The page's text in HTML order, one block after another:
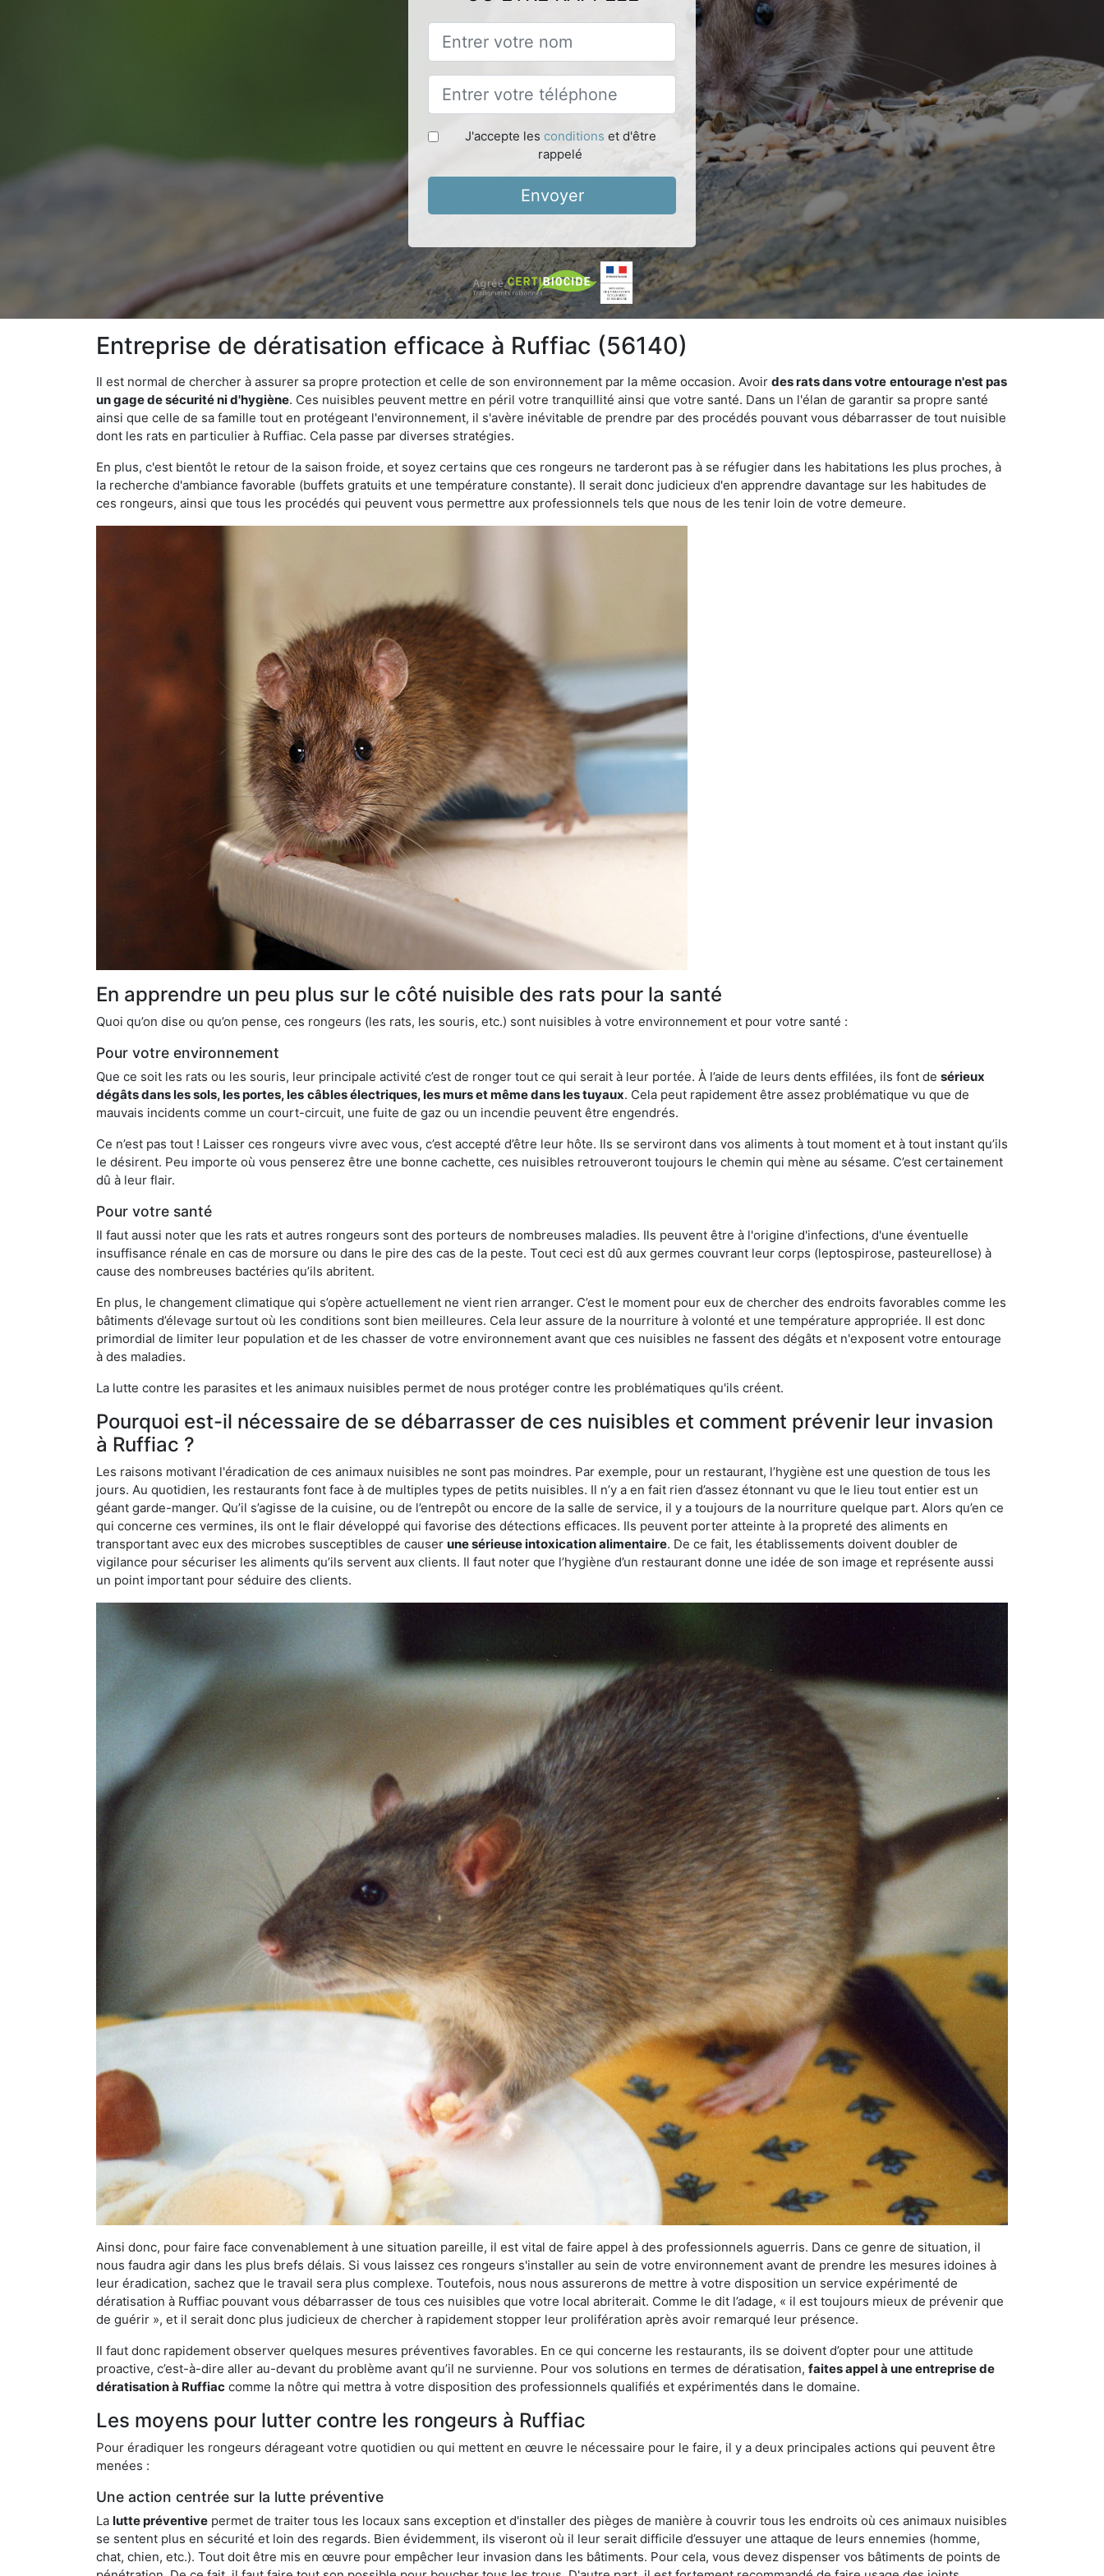
J'accepte les conditions et d'être
rappelé
Envoyer
Entreprise de dératisation efficace à Ruffiac (56140)
Il est normal de chercher à assurer sa propre protection et celle de son environnement par la même occasion. Avoir des rats dans votre entourage n'est pas
un gage de sécurité ni d'hygiène. Ces nuisibles peuvent mettre en péril votre tranquillité ainsi que votre santé. Dans un l'élan de garantir sa propre santé
ainsi que celle de sa famille tout en protégeant l'environnement, il s'avère inévitable de prendre par des procédés pouvant vous débarrasser de tout nuisible
dont les rats en particulier à Ruffiac. Cela passe par diverses stratégies.
En plus, c'est bientôt le retour de la saison froide, et soyez certains que ces rongeurs ne tarderont pas à se réfugier dans les habitations les plus proches, à
la recherche d'ambiance favorable (buffets gratuits et une température constante). Il serait donc judicieux d'en apprendre davantage sur les habitudes de
ces rongeurs, ainsi que tous les procédés qui peuvent vous permettre aux professionnels tels que nous de les tenir loin de votre demeure.
En apprendre un peu plus sur le côté nuisible des rats pour la santé
Quoi qu’on dise ou qu’on pense, ces rongeurs (les rats, les souris, etc.) sont nuisibles à votre environnement et pour votre santé :
Pour votre environnement
Que ce soit les rats ou les souris, leur principale activité c’est de ronger tout ce qui serait à leur portée. À l’aide de leurs dents effilées, ils font de sérieux
dégâts dans les sols, les portes, les câbles électriques, les murs et même dans les tuyaux. Cela peut rapidement être assez problématique vu que de
mauvais incidents comme un court-circuit, une fuite de gaz ou un incendie peuvent être engendrés.
Ce n’est pas tout ! Laisser ces rongeurs vivre avec vous, c’est accepté d’être leur hôte. Ils se serviront dans vos aliments à tout moment et à tout instant qu’ils
le désirent. Peu importe où vous penserez être une bonne cachette, ces nuisibles retrouveront toujours le chemin qui mène au sésame. C’est certainement
dû à leur flair.
Pour votre santé
Il faut aussi noter que les rats et autres rongeurs sont des porteurs de nombreuses maladies. Ils peuvent être à l'origine d'infections, d'une éventuelle
insuffisance rénale en cas de morsure ou dans le pire des cas de la peste. Tout ceci est dû aux germes couvrant leur corps (leptospirose, pasteurellose) à
cause des nombreuses bactéries qu’ils abritent.
En plus, le changement climatique qui s’opère actuellement ne vient rien arranger. C’est le moment pour eux de chercher des endroits favorables comme les
bâtiments d’élevage surtout où les conditions sont bien meilleures. Cela leur assure de la nourriture à volonté et une température appropriée. Il est donc
primordial de limiter leur population et de les chasser de votre environnement avant que ces nuisibles ne fassent des dégâts et n'exposent votre entourage
à des maladies.
La lutte contre les parasites et les animaux nuisibles permet de nous protéger contre les problématiques qu'ils créent.
Pourquoi est-il nécessaire de se débarrasser de ces nuisibles et comment prévenir leur invasion
à Ruffiac ?
Les raisons motivant l'éradication de ces animaux nuisibles ne sont pas moindres. Par exemple, pour un restaurant, l’hygiène est une question de tous les
jours. Au quotidien, les restaurants font face à de multiples types de petits nuisibles. Il n’y a en fait rien d’assez étonnant vu que le lieu tout entier est un
géant garde-manger. Qu’il s’agisse de la cuisine, ou de l’entrepôt ou encore de la salle de service, il y a toujours de la nourriture quelque part. Alors qu’en ce
qui concerne ces vermines, ils ont le flair développé qui favorise des détections efficaces. Ils peuvent porter atteinte à la propreté des aliments en
transportant avec eux des microbes susceptibles de causer une sérieuse intoxication alimentaire. De ce fait, les établissements doivent doubler de
vigilance pour sécuriser les aliments qu’ils servent aux clients. Il faut noter que l’hygiène d’un restaurant donne une idée de son image et représente aussi
un point important pour séduire des clients.
Ainsi donc, pour faire face convenablement à une situation pareille, il est vital de faire appel à des professionnels aguerris. Dans ce genre de situation, il
nous faudra agir dans les plus brefs délais. Si vous laissez ces rongeurs s'installer au sein de votre environnement avant de prendre les mesures idoines à
leur éradication, sachez que le travail sera plus complexe. Toutefois, nous nous assurerons de mettre à votre disposition un service expérimenté de
dératisation à Ruffiac pouvant vous débarrasser de tous ces nuisibles que votre local abriterait. Comme le dit l’adage, « il est toujours mieux de prévenir que
de guérir », et il serait donc plus judicieux de chercher à rapidement stopper leur prolifération après avoir remarqué leur présence.
Il faut donc rapidement observer quelques mesures préventives favorables. En ce qui concerne les restaurants, ils se doivent d’opter pour une attitude
proactive, c’est-à-dire aller au-devant du problème avant qu’il ne survienne. Pour vos solutions en termes de dératisation, faites appel à une entreprise de
dératisation à Ruffiac comme la nôtre qui mettra à votre disposition des professionnels qualifiés et expérimentés dans le domaine.
Les moyens pour lutter contre les rongeurs à Ruffiac
Pour éradiquer les rongeurs dérageant votre quotidien ou qui mettent en œuvre le nécessaire pour le faire, il y a deux principales actions qui peuvent être
menées :
Une action centrée sur la lutte préventive
La lutte préventive permet de traiter tous les locaux sans exception et d'installer des pièges de manière à couvrir tous les endroits où ces animaux nuisibles
se sentent plus en sécurité et loin des regards. Bien évidemment, ils viseront où il leur serait difficile d’essuyer une attaque de leurs ennemies (homme,
chat, chien, etc.). Tout doit être mis en œuvre pour empêcher leur invasion dans les bâtiments. Pour cela, vous devez dispenser vos bâtiments de points de